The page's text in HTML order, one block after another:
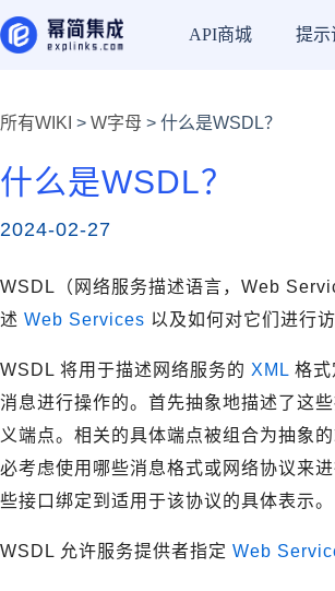
API商城 提示
所有WIKI > W字母 > 什么是WSDL？
什么是WSDL？
2024-02-27
WSDL（网络服务描述语言，Web
述 Web Services 以及如何对它们进行访
WSDL 将用于描述网络服务的 XML 格
消息进行操作的。首先抽象地描述了这
义端点。相关的具体端点被组合为抽象
必考虑使用哪些消息格式或网络协议来
些接口绑定到适用于该协议的具体表示。
WSDL 允许服务提供者指定 Web